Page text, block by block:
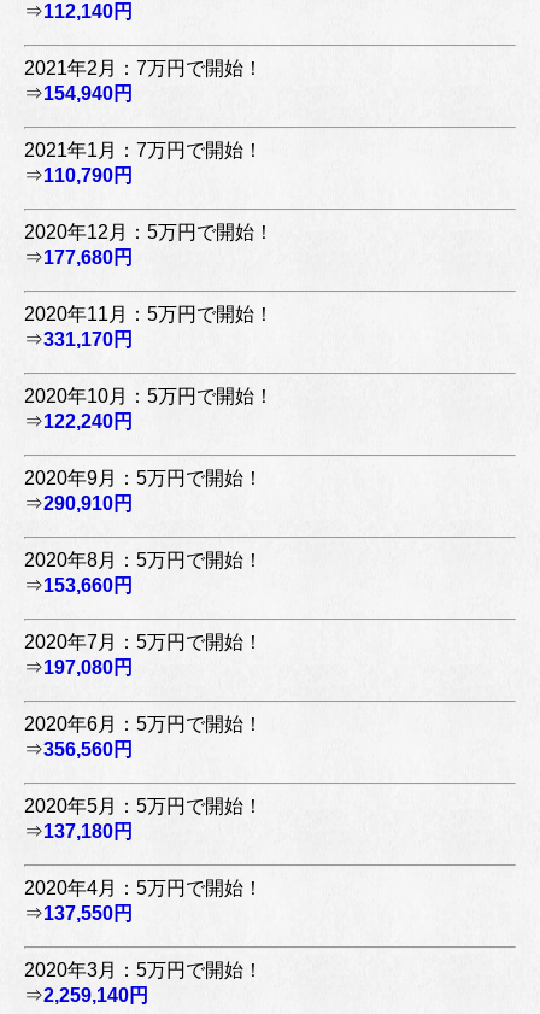
⇒112,140円
2021年2月：7万円で開始！
⇒154,940円
2021年1月：7万円で開始！
⇒110,790円
2020年12月：5万円で開始！
⇒177,680円
2020年11月：5万円で開始！
⇒331,170円
2020年10月：5万円で開始！
⇒122,240円
2020年9月：5万円で開始！
⇒290,910円
2020年8月：5万円で開始！
⇒153,660円
2020年7月：5万円で開始！
⇒197,080円
2020年6月：5万円で開始！
⇒356,560円
2020年5月：5万円で開始！
⇒137,180円
2020年4月：5万円で開始！
⇒137,550円
2020年3月：5万円で開始！
⇒2,259,140円